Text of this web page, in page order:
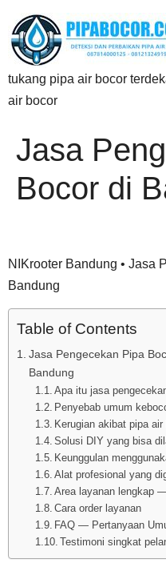
tukang pipa air bocor
air bocor
Jasa
Bocor di
NIKrooter Bandung • Jasa
Bandung
Table of Contents
Jasa Pengecekan Pipa
Bandung
Apa itu jasa
Penyebab umum
Kerugian akibat pipa air
Solusi DIY yang bisa
Keunggulan
Alat profesional yang
Area layanan lengkap
Cara order layanan
FAQ — Pertanyaan
Testimoni singkat